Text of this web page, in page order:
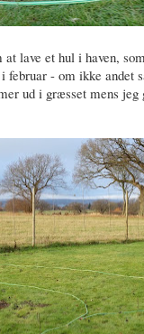
lave et hul i haven,
- om ikke andet
ud i græsset mens